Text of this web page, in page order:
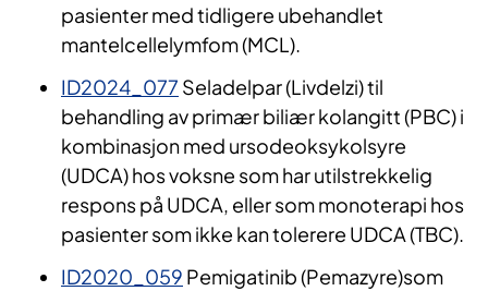
pasienter med tidligere ubehandlet
mantelcellelymfom (MCL).
ID2024_077 Seladelpar (Livdelzi) til
behandling av primær biliær kolangitt (PBC) i
kombinasjon med ursodeoksykolsyre
(UDCA) hos voksne som har utilstrekkelig
respons på UDCA, eller som monoterapi hos
pasienter som ikke kan tolerere UDCA (TBC).
ID2020_059 Pemigatinib (Pemazyre)som